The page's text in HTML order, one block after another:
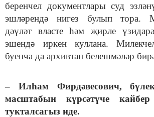
беренчел документлары суд
эшләрендә нигез булып тора.
дәүләт власте һәм җирле
эшендә иркен куллана.
буенча да архивтан белешмәләр
– Илһам Фирдәвесович,
масштабын күрсәтүче
тукталсагыз иде.